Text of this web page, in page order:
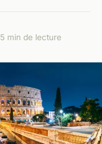
5 min de lecture